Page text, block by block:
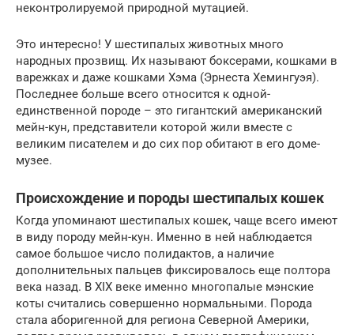
неконтролируемой природной мутацией.
Это интересно! У шестипалых животных много
народных прозвищ. Их называют боксерами, кошками в
варежках и даже кошками Хэма (Эрнеста Хемингуэя).
Последнее больше всего относится к одной-
единственной породе – это гигантский американский
мейн-кун, представители которой жили вместе с
великим писателем и до сих пор обитают в его доме-
музее.
Происхождение и породы шестипалых кошек
Когда упоминают шестипалых кошек, чаще всего имеют
в виду породу мейн-кун. Именно в ней наблюдается
самое большое число полидактов, а наличие
дополнительных пальцев фиксировалось еще полтора
века назад. В XIX веке именно многопалые мэнские
коты считались совершенно нормальными. Порода
стала аборигенной для региона Северной Америки,